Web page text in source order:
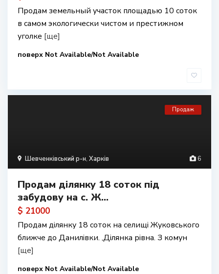
Продам земельный участок площадью 10 соток
в самом экологически чистом и престижном
уголке [ще]
поверх Not Available/Not Available
6
Шевченківський р-н, Харків
Продаж
Продам ділянку 18 соток під
забудову на с. Ж...
$ 21000
Продам ділянку 18 соток на селищі Жуковського
ближче до Данилівки. ,Ділянка рівна. З комун
[ще]
поверх Not Available/Not Available